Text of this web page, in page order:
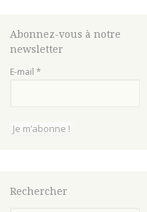
Abonnez-vous à notre
newsletter
E-mail *
Rechercher